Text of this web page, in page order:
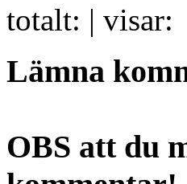
totalt: | visar:
Lämna
OBS att du